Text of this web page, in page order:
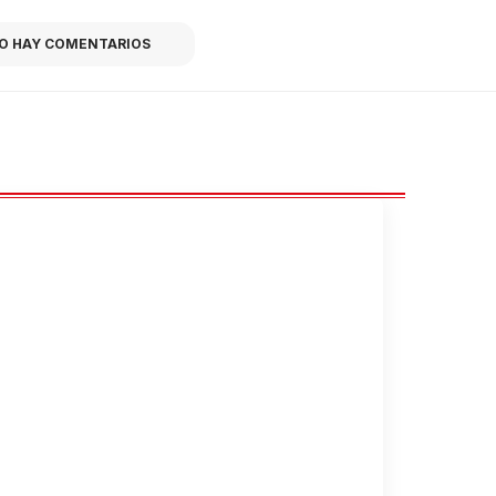
HAY COMENTARIOS